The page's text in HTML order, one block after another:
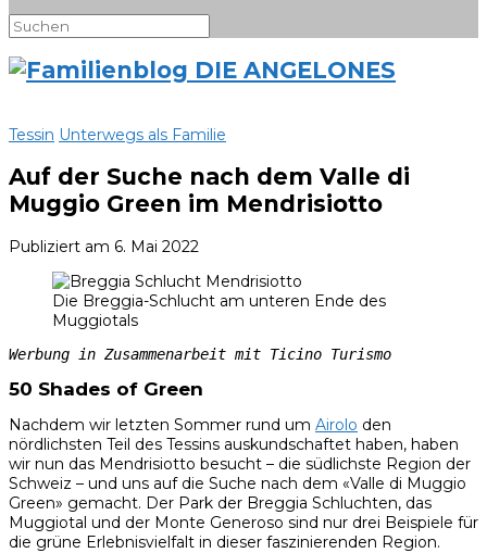
Tessin Unterwegs als Familie
Auf der Suche nach dem Valle di
Muggio Green im Mendrisiotto
Publiziert am 6. Mai 2022
Die Breggia-Schlucht am unteren Ende des
Muggiotals
Werbung in Zusammenarbeit mit Ticino Turismo
50 Shades of Green
Nachdem wir letzten Sommer rund um Airolo den
nördlichsten Teil des Tessins auskundschaftet haben, haben
wir nun das Mendrisiotto besucht – die südlichste Region der
Schweiz – und uns auf die Suche nach dem «Valle di Muggio
Green» gemacht. Der Park der Breggia Schluchten, das
Muggiotal und der Monte Generoso sind nur drei Beispiele für
die grüne Erlebnisvielfalt in dieser faszinierenden Region.